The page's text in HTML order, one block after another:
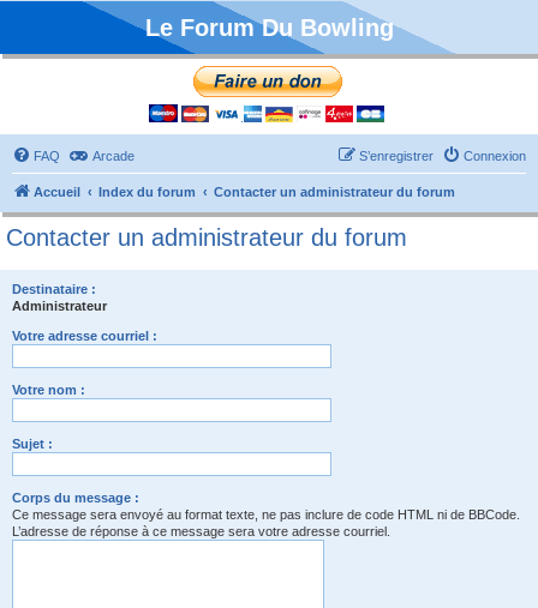
Le Forum Du Bowling
FAQ Arcade Connexion
S’enregistrer
Accueil Index du forum Contacter un administrateur du forum
Contacter un administrateur du forum
Destinataire :
Administrateur
Votre adresse courriel :
Votre nom :
Sujet :
Corps du message :
Ce message sera envoyé au format texte, ne pas inclure de code HTML ni de BBCode.
L’adresse de réponse à ce message sera votre adresse courriel.